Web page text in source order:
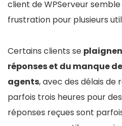
client de WPServeur
frustration pour plusieurs
Certains clients se
réponses et du manque
agents, avec des délais de
parfois trois heures pour
réponses reçues sont